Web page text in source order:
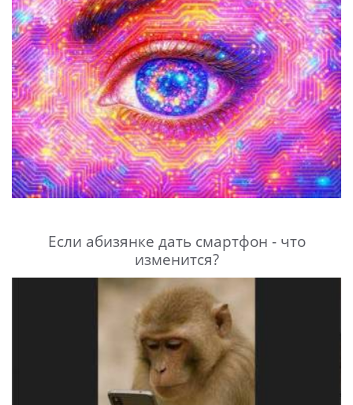
Если абизянке дать смартфон - что
изменится?